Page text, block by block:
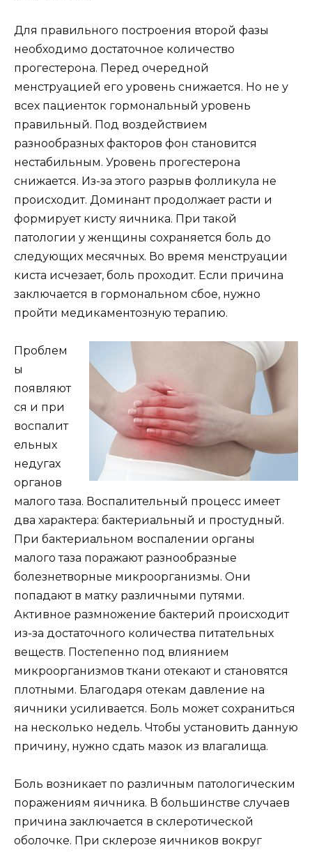
Для правильного построения второй фазы
необходимо достаточное количество
прогестерона. Перед очередной
менструацией его уровень снижается. Но не у
всех пациенток гормональный уровень
правильный. Под воздействием
разнообразных факторов фон становится
нестабильным. Уровень прогестерона
снижается. Из-за этого разрыв фолликула не
происходит. Доминант продолжает расти и
формирует кисту яичника. При такой
патологии у женщины сохраняется боль до
следующих месячных. Во время менструации
киста исчезает, боль проходит. Если причина
заключается в гормональном сбое, нужно
пройти медикаментозную терапию.
Проблем
ы
появляют
ся и при
воспалит
ельных
недугах
органов
малого таза. Воспалительный процесс имеет
два характера: бактериальный и простудный.
При бактериальном воспалении органы
малого таза поражают разнообразные
болезнетворные микроорганизмы. Они
попадают в матку различными путями.
Активное размножение бактерий происходит
из-за достаточного количества питательных
веществ. Постепенно под влиянием
микроорганизмов ткани отекают и становятся
плотными. Благодаря отекам давление на
яичники усиливается. Боль может сохраниться
на несколько недель. Чтобы установить данную
причину, нужно сдать мазок из влагалища.
Боль возникает по различным патологическим
поражениям яичника. В большинстве случаев
причина заключается в склеротической
оболочке. При склерозе яичников вокруг